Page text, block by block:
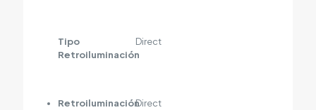
Tipo
Retroiluminación
Direct
RetroiluminaciónDirect